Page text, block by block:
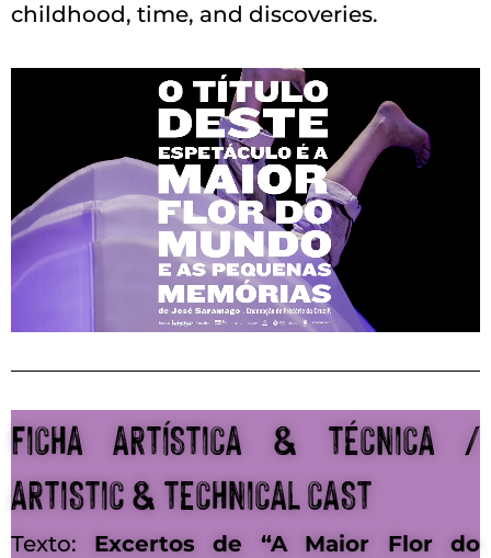
childhood, time, and discoveries.
FICHA ARTÍSTICA & TÉCNICA /
ARTISTIC & TECHNICAL CAST
Texto: Excertos de “A Maior Flor do